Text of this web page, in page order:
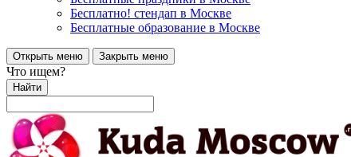
Бесплатно! стендап в Москве
Бесплатные образование в Москве
Открыть меню Закрыть меню
Что ищем?
Найти